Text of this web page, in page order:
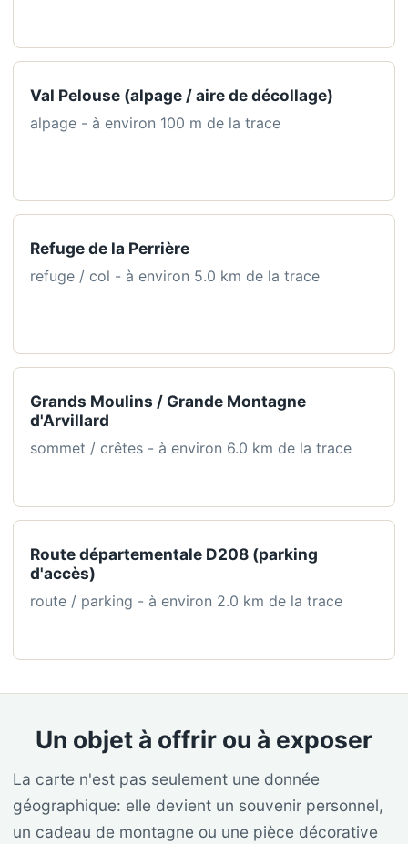
Val Pelouse (alpage / aire de décollage)
alpage - à environ 100 m de la trace
Refuge de la Perrière
refuge / col - à environ 5.0 km de la trace
Grands Moulins / Grande Montagne
d'Arvillard
sommet / crêtes - à environ 6.0 km de la trace
Route départementale D208 (parking
d'accès)
route / parking - à environ 2.0 km de la trace
Un objet à offrir ou à exposer
La carte n'est pas seulement une donnée
géographique: elle devient un souvenir personnel,
un cadeau de montagne ou une pièce décorative